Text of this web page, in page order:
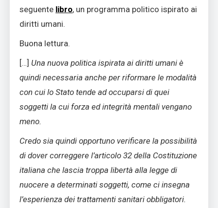
seguente libro, un programma politico ispirato ai
diritti umani.
Buona lettura.
[…] Una nuova politica ispirata ai diritti umani è
quindi necessaria anche per riformare le modalità
con cui lo Stato tende ad occuparsi di quei
soggetti la cui forza ed integrità mentali vengano
meno.
Credo sia quindi opportuno verificare la possibilità
di dover correggere l’articolo 32 della Costituzione
italiana che lascia troppa libertà alla legge di
nuocere a determinati soggetti, come ci insegna
l’esperienza dei trattamenti sanitari obbligatori.